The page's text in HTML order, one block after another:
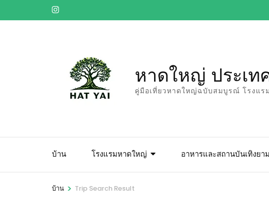
ไป
หาดใหญ่ ประเท
คู่มือเที่ยวหาดใหญ่ฉบับสมบูรณ์ โรงแร
บ้าน โรงแรมหาดใหญ่ อาหารและสถานบันเทิงยา
บ้าน > Trip Search Result